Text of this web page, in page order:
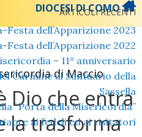
ARTICOLI RECENTI
Festa dell’Apparizione 2023
Festa dell’Apparizione 2022
– 11° anniversario
Carmine al Santuario della
Sassella
“Porta della Misericordia”
ai fedeli ed ai visitatori
DIOCESI DI COMO
di Maccio
Dio che entra
la trasforma